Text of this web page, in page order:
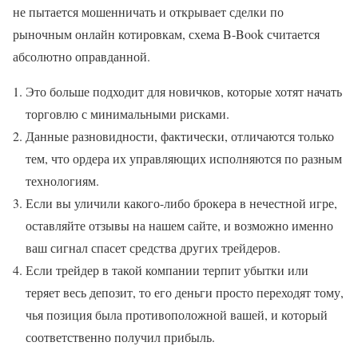
не пытается мошенничать и открывает сделки по
рыночным онлайн котировкам, схема B-Book считается
абсолютно оправданной.
Это больше подходит для новичков, которые хотят начать
торговлю с минимальными рисками.
Данные разновидности, фактически, отличаются только
тем, что ордера их управляющих исполняются по разным
технологиям.
Если вы уличили какого-либо брокера в нечестной игре,
оставляйте отзывы на нашем сайте, и возможно именно
ваш сигнал спасет средства других трейдеров.
Если трейдер в такой компании терпит убытки или
теряет весь депозит, то его деньги просто переходят тому,
чья позиция была противоположной вашей, и который
соответственно получил прибыль.